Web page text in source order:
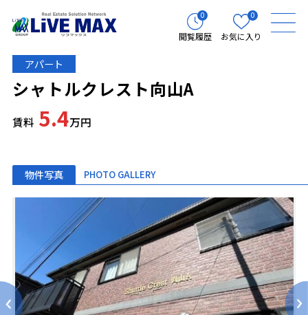
0
閲覧履歴
0
お気に入り
アパート
シャトルクレスト向山A
賃料 5.4万円
物件写真 PHOTO GALLERY